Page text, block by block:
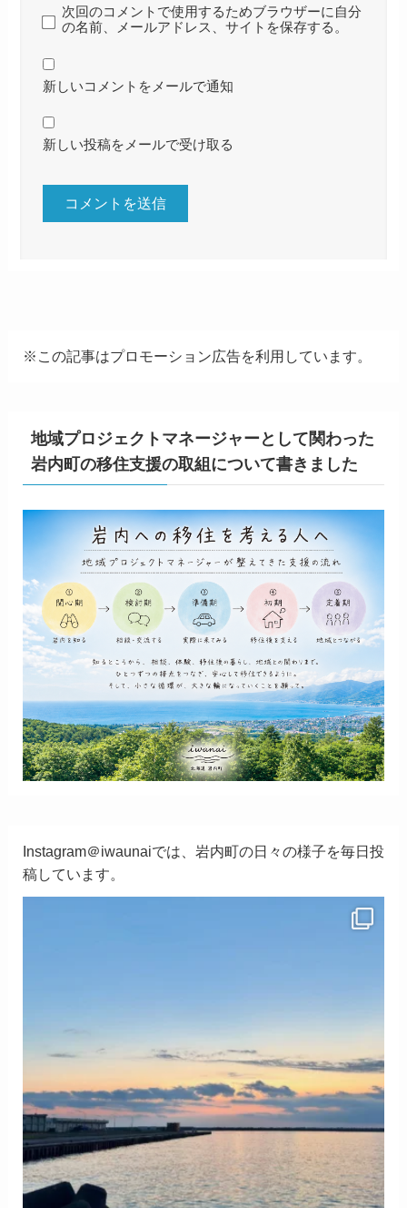
次回のコメントで使用するためブラウザーに自分
の名前、メールアドレス、サイトを保存する。
新しいコメントをメールで通知
新しい投稿をメールで受け取る
※この記事はプロモーション広告を利用しています。
地域プロジェクトマネージャーとして関わった
岩内町の移住支援の取組について書きました
Instagram＠iwaunaiでは、岩内町の日々の様子を毎日投
稿しています。